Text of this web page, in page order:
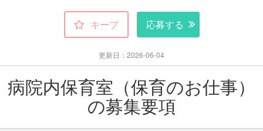
キープ 応募する
更新日：2026-06-04
病院内保育室（保育のお仕事）
の募集要項